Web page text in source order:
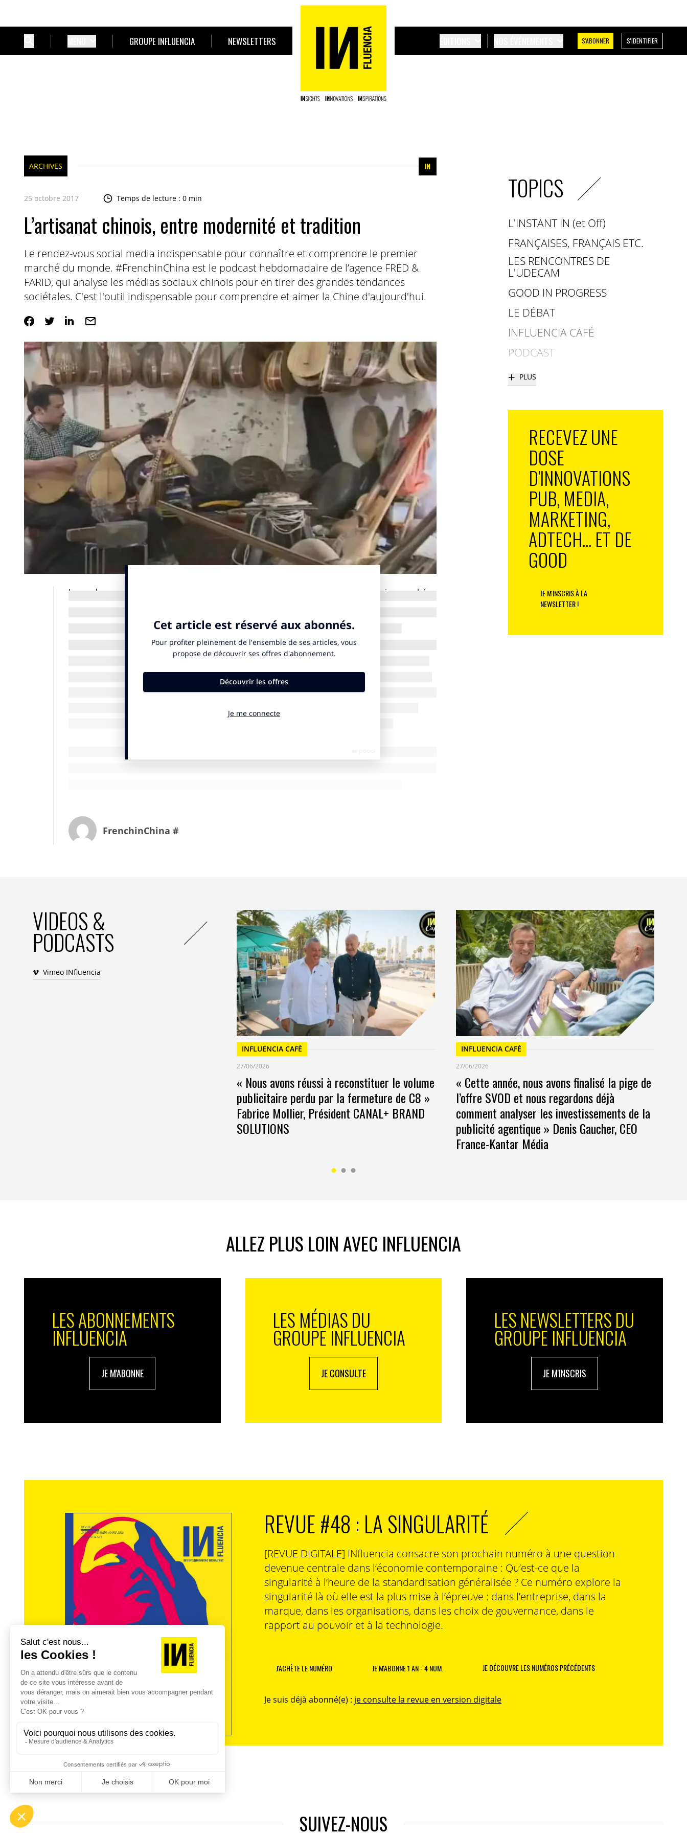
GROUPE INFLUENCIA NEWSLETTERS S'ABONNER S'IDENTIFIER
ARCHIVES
25 octobre 2017 Temps de lecture : 0 min
L’artisanat chinois, entre modernité et tradition
Le rendez-vous social media indispensable pour connaître et comprendre le premier
marché du monde. #FrenchinChina est le podcast hebdomadaire de l’agence FRED &
FARID, qui analyse les médias sociaux chinois pour en tirer des grandes tendances
sociétales. C'est l'outil indispensable pour comprendre et aimer la Chine d'aujourd'hui.
Le rendez-vous social media indispensable pour connaître et comprendre le premier marché
indispensable pour comprendre et aimer la Chine d’aujourd’hui.
FrenchinChina #
TOPICS
L'INSTANT IN (et Off)
FRANÇAISES, FRANÇAIS ETC.
LES RENCONTRES DE
L'UDECAM
GOOD IN PROGRESS
LE DÉBAT
INFLUENCIA CAFÉ
PODCAST
+ PLUS
RECEVEZ UNE
DOSE
D'INNOVATIONS
PUB, MEDIA,
MARKETING,
ADTECH... ET DE
GOOD
JE M'INSCRIS À LA
NEWSLETTER !
VIDEOS &
PODCASTS
Vimeo INfluencia
INFLUENCIA CAFÉ
27/06/2026
« Nous avons réussi à reconstituer le volume
publicitaire perdu par la fermeture de C8 »
Fabrice Mollier, Président CANAL+ BRAND
SOLUTIONS
INFLUENCIA CAFÉ
27/06/2026
« Cette année, nous avons finalisé la pige de
l’offre SVOD et nous regardons déjà
comment analyser les investissements de la
publicité agentique » Denis Gaucher, CEO
France-Kantar Média
ALLEZ PLUS LOIN AVEC INFLUENCIA
LES ABONNEMENTS
INFLUENCIA
JE M'ABONNE
LES MÉDIAS DU
GROUPE INFLUENCIA
JE CONSULTE
LES NEWSLETTERS DU
GROUPE INFLUENCIA
JE M'INSCRIS
REVUE #48 : LA SINGULARITÉ
[REVUE DIGITALE] INfluencia consacre son prochain numéro à une question
devenue centrale dans l’économie contemporaine : Qu’est-ce que la
singularité à l’heure de la standardisation généralisée ? Ce numéro explore la
singularité là où elle est la plus mise à l’épreuve : dans l’entreprise, dans la
marque, dans les organisations, dans les choix de gouvernance, dans le
rapport au pouvoir et à la technologie.
J'ACHÈTE LE NUMÉRO JE M'ABONNE 1 AN - 4 NUM. JE DÉCOUVRE LES NUMÉROS PRÉCÉDENTS
Je suis déjà abonné(e) : je consulte la revue en version digitale
SUIVEZ-NOUS